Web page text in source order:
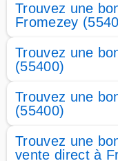
Trouvez une
Fromezey
Trouvez une
(55400)
Trouvez une
(55400)
Trouvez une
vente direct à